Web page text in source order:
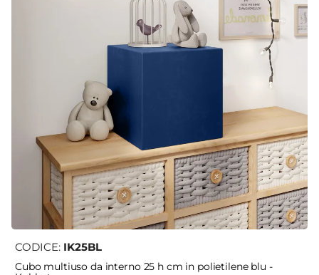
CODICE: IK25BL
Cubo multiuso da interno 25 h cm in polietilene blu -